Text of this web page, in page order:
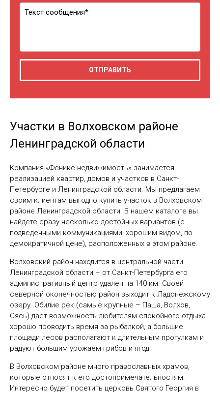
Участки в Волховском районе
Ленинградской области
Компания «Феникс недвижимость» занимается
реализацией квартир, домов и участков в Санкт-
Петербурге и Ленинградской области. Мы предлагаем
своим клиентам выгодно купить участок в Волховском
районе Ленинградской области. В нашем каталоге вы
найдете сразу несколько достойных вариантов (с
подведенными коммуникациями, хорошим видом, по
демократичной цене), расположенных в этом районе.
Волховский район находится в центральной части
Ленинградской области – от Санкт-Петербурга его
административный центр удален на 140 км. Своей
северной оконечностью район выходит к Ладонежскому
озеру. Обилие рек (самые крупные – Паша, Волхов,
Сясь) дает возможность любителям спокойного отдыха
хорошо проводить время за рыбалкой, а большие
площади лесов располагают к длительным прогулкам и
радуют большим урожаем грибов и ягод.
В Волховском районе много православных храмов,
которые относят к его достопримечательностям.
Интересно будет посетить церковь Святого Георгия в